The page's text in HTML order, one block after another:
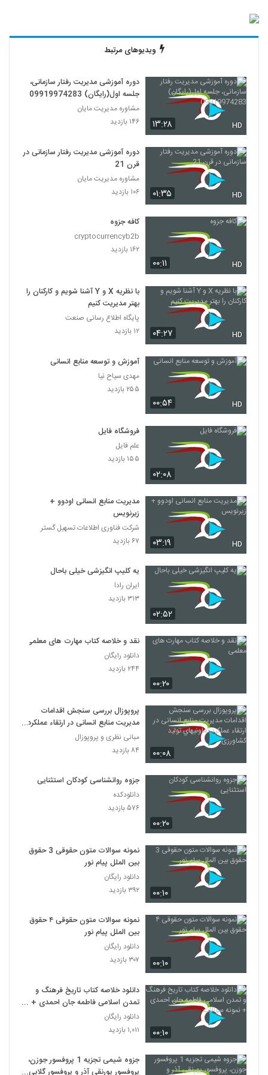
ویدیوهای مرتبط
۱۳:۲۸ HD
دوره آموزشی مدیریت رفتار سازمانی،
جلسه اول(رایگان) 09919974283
مشاوره مدیریت مایان
۱۴۶ بازدید
۰۱:۳۵ HD
دوره آموزشی مدیریت رفتار سازمانی در
قرن 21
مشاوره مدیریت مایان
۱۰۶ بازدید
۰۰:۱۱ HD
کافه جزوه
cryptocurrencyb2b
۱۶۲ بازدید
۰۴:۲۷ HD
با نظریه X و Y آشنا شویم و کارکنان را
بهتر مدیریت کنیم
پایگاه اطلاع رسانی صنعت
۱۲ بازدید
۰۰:۵۴ HD
آموزش و توسعه منابع انسانی
مهدی سیاح نیا
۲۵۵ بازدید
۰۲:۰۸
فروشگاه فایل
علم فایل
۱۵۵ بازدید
۰۳:۱۹ HD
مدیریت منابع انسانی اودوو +
زیرنویس
شرکت فناوری اطلاعات تسهیل گستر
۶۷ بازدید
۰۲:۵۲
یه کلیپ انگیزشی خیلی باحال
ایران رادا
۳۱۳ بازدید
۰۰:۲۰
نقد و خلاصه کتاب مهارت های معلمی
دانلود رایگان
۲۴۴ بازدید
۰۰:۰۸
پروپوزال بررسی سنجش اقدامات
مدیریت منابع انسانی در ارتقاء عملکرد
تعاونيهاي توليد کشاورزی
مبانی نظری و پروپوزال
۸۴ بازدید
۰۰:۲۰
جزوه روانشناسی کودکان استثنایی
دانلودکده
۵۷۶ بازدید
۰۰:۱۰
نمونه سوالات متون حقوقی 3 حقوق
بین الملل پیام نور
دانلود رایگان
۳۹۲ بازدید
۰۰:۱۰
نمونه سوالات متون حقوقی ۴ حقوق
بین الملل پیام نور
دانلود رایگان
۳۰۷ بازدید
۰۰:۱۰
دانلود خلاصه کتاب تاریخ فرهنگ و
تمدن اسلامی فاطمه جان احمدی +
نمونه سوالات
دانلود رایگان
۱,۰۱۱ بازدید
جزوه شیمی تجزیه 1 پروفسور جوزن،
پروفسور پورنقی آذر و پروفسور گلابی